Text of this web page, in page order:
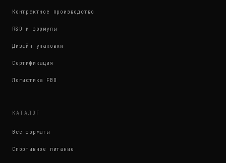
Контрактное производство
R&D и формулы
Дизайн упаковки
Сертификация
Логистика FBO
КАТАЛОГ
Все форматы
Спортивное питание